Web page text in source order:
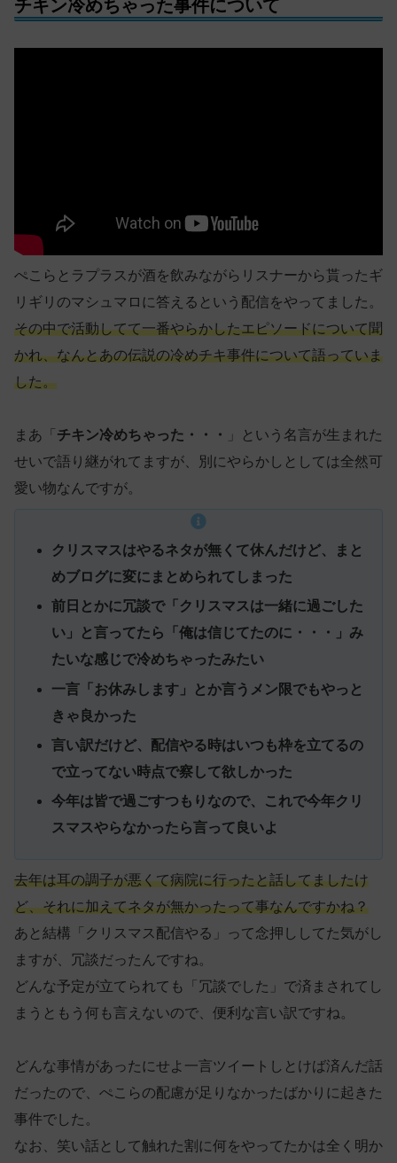
チキン冷めちゃった事件について
ぺこらとラプラスが酒を飲みながらリスナーから貰ったギ
リギリのマシュマロに答えるという配信をやってました。
その中で活動してて一番やらかしたエピソードについて聞
かれ、なんとあの伝説の冷めチキ事件について語っていま
した。
まあ「 チキン冷めちゃった・・・
」という名言が生まれた
せいで語り継がれてますが、別にやらかしとしては全然可
愛い物なんですが。
クリスマスはやるネタが無くて休んだけど、まと
めブログに変にまとめられてしまった
前日とかに冗談で「クリスマスは一緒に過ごした
い」と言ってたら「俺は信じてたのに・・・」み
たいな感じで冷めちゃったみたい
一言「お休みします」とか言うメン限でもやっと
きゃ良かった
言い訳だけど、配信やる時はいつも枠を立てるの
で立ってない時点で察して欲しかった
今年は皆で過ごすつもりなので、これで今年クリ
スマスやらなかったら言って良いよ
去年は耳の調子が悪くて病院に行ったと話してましたけ
ど、それに加えてネタが無かったって事なんですかね？
あと結構「クリスマス配信やる」って念押ししてた気がし
ますが、冗談だったんですね。
どんな予定が立てられても「冗談でした」で済まされてし
まうともう何も言えないので、便利な言い訳ですね。
どんな事情があったにせよ一言ツイートしとけば済んだ話
だったので、ぺこらの配慮が足りなかったばかりに起きた
事件でした。
なお、笑い話として触れた割に何をやってたかは全く明か